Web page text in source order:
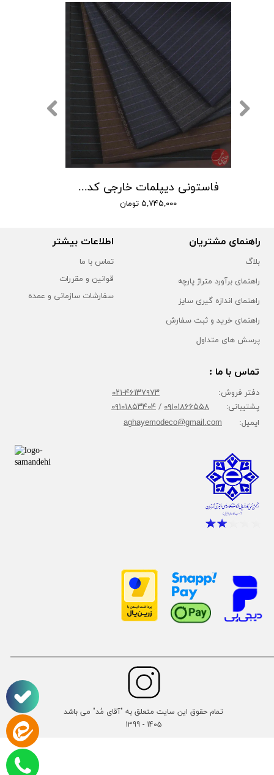
فاستونی دیپلمات خارجی کد 702
۵,۷۴۵,۰۰۰ تومان
راهنمای مشتریان
بلاگ
راهنمای برآورد متراژ پارچه
راهنمای اندازه گیری سایز
راهنمای خرید و ثبت سفارش
پرسش های متداول
اطلاعات بیشتر
تماس با ما
قوانین و مقررات
سفارشات سازمانی و عمده
تمام حقوق این سایت متعلق به "آقای مُد" می باشد
14۰۵ - 1399
تماس با ما :
دفتر فروش: ۴۶۱۳۷۹۷۳-۰۲۱
پشتیبانی: ۰۹۱۰۱۸۶۶۵۵۸/۰۹۱۰۱۸۵۳۴۰۴
ایمیل: aghayemodeco@gmail.com